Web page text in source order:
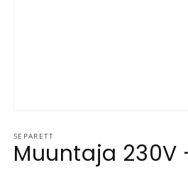
SEPARETT
Muuntaja 230V